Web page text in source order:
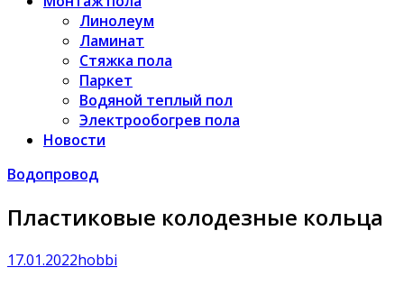
Линолеум
Ламинат
Стяжка пола
Паркет
Водяной теплый пол
Электрообогрев пола
Новости
Водопровод
Пластиковые колодезные кольца
17.01.2022hobbi